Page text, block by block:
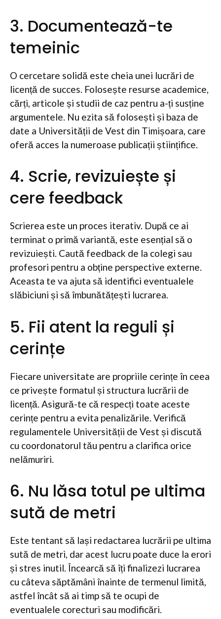
3. Documentează-te
temeinic
O cercetare solidă este cheia unei lucrări de
licență de succes. Folosește resurse academice,
cărți, articole și studii de caz pentru a-ți susține
argumentele. Nu ezita să folosești și baza de
date a Universității de Vest din Timișoara, care
oferă acces la numeroase publicații științifice.
4. Scrie, revizuiește și
cere feedback
Scrierea este un proces iterativ. După ce ai
terminat o primă variantă, este esențial să o
revizuiești. Caută feedback de la colegi sau
profesori pentru a obține perspective externe.
Aceasta te va ajuta să identifici eventualele
slăbiciuni și să îmbunătățești lucrarea.
5. Fii atent la reguli și
cerințe
Fiecare universitate are propriile cerințe în ceea
ce privește formatul și structura lucrării de
licență. Asigură-te că respecți toate aceste
cerințe pentru a evita penalizările. Verifică
regulamentele Universității de Vest și discută
cu coordonatorul tău pentru a clarifica orice
nelămuriri.
6. Nu lăsa totul pe ultima
sută de metri
Este tentant să lași redactarea lucrării pe ultima
sută de metri, dar acest lucru poate duce la erori
și stres inutil. Încearcă să îți finalizezi lucrarea
cu câteva săptămâni înainte de termenul limită,
astfel încât să ai timp să te ocupi de
eventualele corecturi sau modificări.